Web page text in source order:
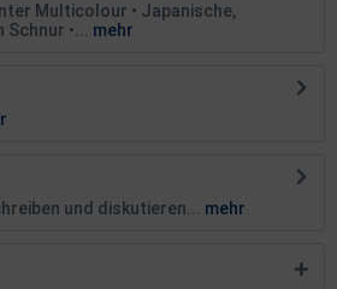
Multicolour • Japanische,
•...
mehr
und diskutieren...
mehr